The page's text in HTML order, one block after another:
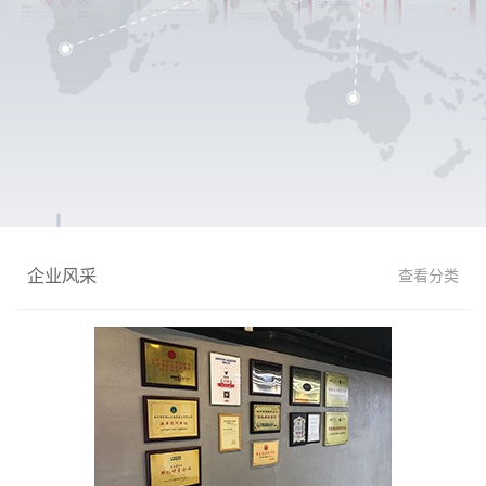
企业风采 查看分类